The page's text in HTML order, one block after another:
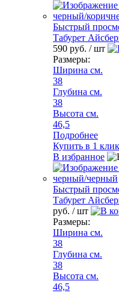
Быстрый
Табурет
590 руб. / шт
Размеры:
Ширина см.
38
Глубина см.
38
Высота см.
46,5
Подробнее
Купить в 1 клик
В избранное
Быстрый
Табурет
руб. / шт
Размеры:
Ширина см.
38
Глубина см.
38
Высота см.
46,5